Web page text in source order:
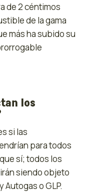
de 2 céntimos
de la gama
más ha subido su
los
si las
para todos
sí; todos los
siendo objeto
o GLP.